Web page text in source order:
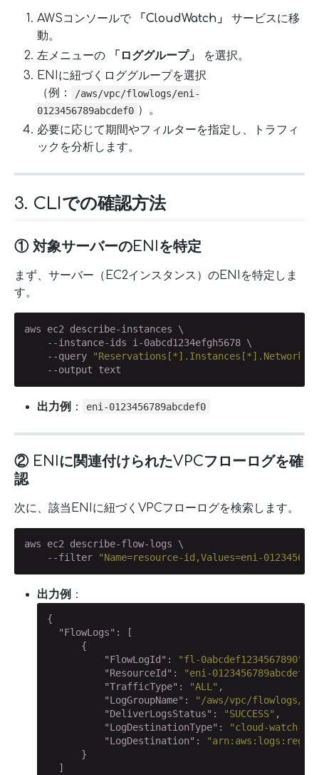
AWSコンソールで 「CloudWatch」
サービスに移
動。
左メニューの
「ロググループ」
を選択。
ENIに紐づくロググループを選択
（例：
/aws/vpc/flowlogs/eni-
0123456789abcdef0 ）。
必要に応じて期間やフィルターを指定し、トラフィ
ックを分析します。
3. CLIでの確認方法
① 対象サーバーのENIを特定
まず、サーバー（EC2インスタンス）のENIを特定しま
す。
aws ec2 describe-instances \
    --instance-ids i-0abcd1234efgh5678 \
    --query
    --output text
出力例 ： eni-0123456789abcdef0
② ENIに関連付けられたVPCフローログを確
認
次に、該当ENIに紐づくVPCフローログを検索します。
aws ec2 describe-flow-logs \
    --filter
"Name=resource-id,Values=eni-
出力例 ：
{
"FlowLogs" : [
      {
"FlowLogId" : "fl-0abcdef1234567890"
"ResourceId" : "eni-0123456789abcdef0"
"TrafficType" : "ALL" ,
"LogGroupName" :
"/aws/vpc/flowlogs/
"DeliverLogsStatus" : "SUCCESS" ,
"LogDestinationType" :
"cloud-watch-
"LogDestination" :
      }
  ]